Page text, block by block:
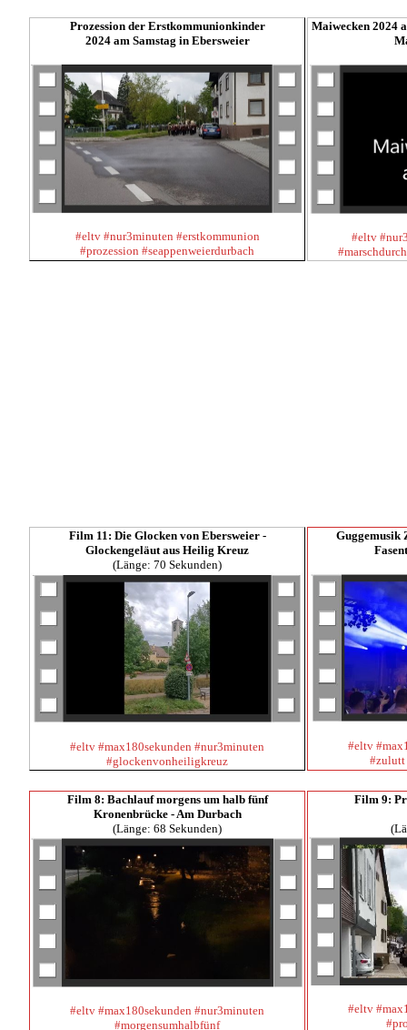
Prozession der Erstkommunionkinder
2024 am Samstag in Ebersweier
#eltv #nur3minuten #erstkommunion
#prozession #seappenweierdurbach
Maiwecken 2024
#eltv
Film 11: Die Glocken von Ebersweier -
Glockengeläut aus Heilig Kreuz
(Länge: 70 Sekunden)
#eltv #max180sekunden #nur3minuten
#glockenvonheiligkreuz
Guggemusik
#eltv
#zulutt
Film 8: Bachlauf morgens um halb fünf
Kronenbrücke - Am Durbach
(Länge: 68 Sekunden)
#eltv #max180sekunden #nur3minuten
#morgensumhalbfünf
Film 9:
#eltv